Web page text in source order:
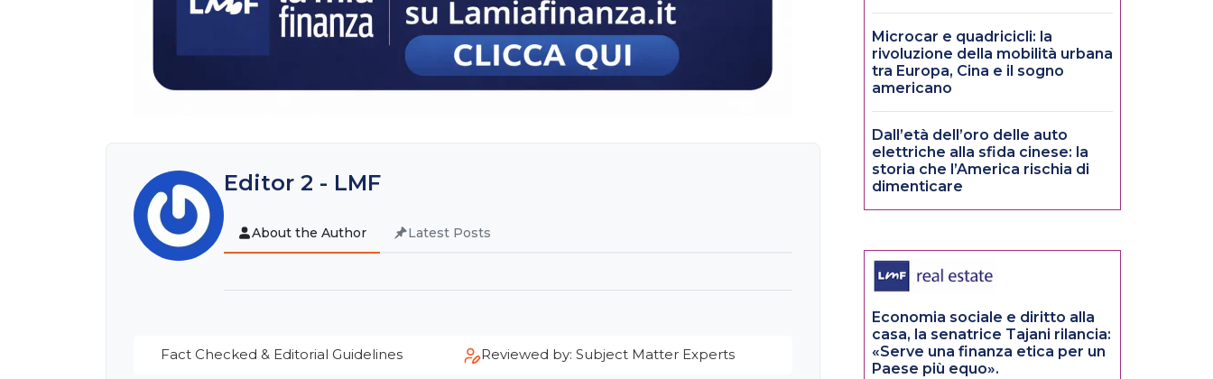
Editor 2 - LMF
About the Author Latest Posts
Fact Checked & Editorial Guidelines Reviewed by: Subject Matter Experts
Microcar e quadricicli: la
rivoluzione della mobilità urbana
tra Europa, Cina e il sogno
americano
Dall’età dell’oro delle auto
elettriche alla sfida cinese: la
storia che l’America rischia di
dimenticare
Economia sociale e diritto alla
casa, la senatrice Tajani rilancia:
«Serve una finanza etica per un
Paese più equo».